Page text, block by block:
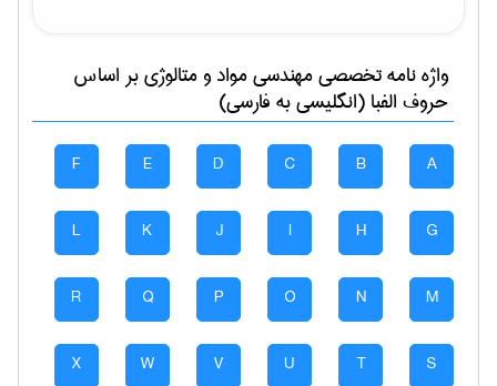
واژه نامه تخصصیمهندسی مواد و متالوژیبر اساس
حروف الفبا (انگلیسی به فارسی)
A
B
C
D
E
F
G
H
I
J
K
L
M
N
O
P
Q
R
S
T
U
V
W
X